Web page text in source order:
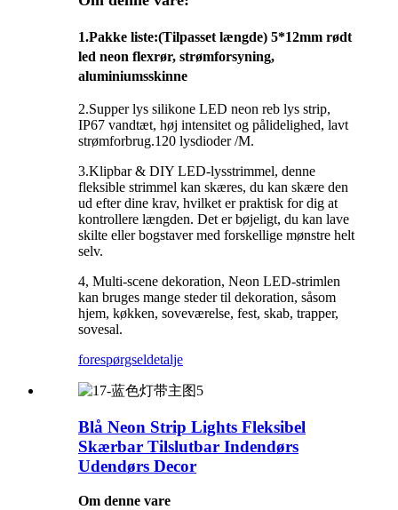
1.Pakke liste:(Tilpasset længde) 5*12mm rødt
led neon flexrør, strømforsyning,
aluminiumsskinne
2.Supper lys silikone LED neon reb lys strip,
IP67 vandtæt, høj intensitet og pålidelighed, lavt
strømforbrug.120 lysdioder /M.
3.Klipbar & DIY LED-lysstrimmel, denne
fleksible strimmel kan skæres, du kan skære den
ud efter dine krav, hvilket er praktisk for dig at
kontrollere længden. Det er bøjeligt, du kan lave
skilte eller bogstaver med forskellige mønstre helt
selv.
4, Multi-scene dekoration, Neon LED-strimlen
kan bruges mange steder til dekoration, såsom
hjem, køkken, soveværelse, fest, skab, trapper,
sovesal.
forespørgseldetalje
Blå Neon Strip Lights Fleksibel
Skærbar Tilslutbar Indendørs
Udendørs Decor
Om denne vare